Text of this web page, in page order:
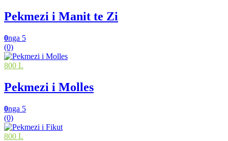
Pekmezi i Manit te Zi
0nga 5
(0)
800 L
Pekmezi i Molles
0nga 5
(0)
800 L